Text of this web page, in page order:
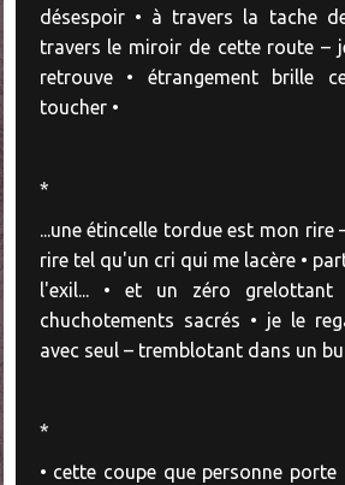
désespoir • à travers la tache
travers le miroir de cette route –
retrouve • étrangement brille
toucher •
*
...une étincelle tordue est mon rire
rire tel qu'un cri qui me lacère •
l'exil... • et un zéro grelottant
chuchotements sacrés • je le
avec seul – tremblotant dans un
*
• cette coupe que personne